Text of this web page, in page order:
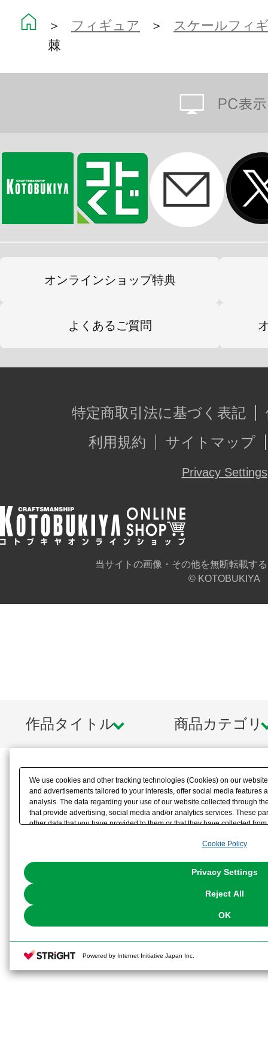
＞ フィギュア ＞ スケールフィ
棘
オンラインショップ特典
よくあるご質問
特定商取引法に基づく表記
利用規約
サイトマップ
Privacy Settings
当サイトの画像・その他を無断転載す
© KOTOBUKIYA
作品タイトル 商品カテゴリ
We use cookies and other tracking technologies (Cookies) on our
and advertisements tailored to your interests, offer social media features
analysis. The data regarding your use of our website collected through
that provide advertising, social media and/or analytics services. These
other data that you have provided to them or that they have collected
the use of all Cookies except for Strictly Necessary Cookies, please
You can change your consent or rejection settings at any time via
Cookie Policy
Privacy Settings
Reject All
OK
Powered by Internet Initiative Japan Inc.